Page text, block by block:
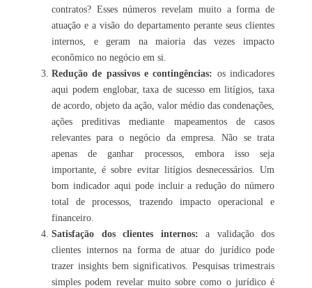
contratos? Esses números revelam muito a forma de
atuação e a visão do departamento perante seus clientes
internos, e geram na maioria das vezes impacto
econômico no negócio em si.
Redução de passivos e contingências: os indicadores
aqui podem englobar, taxa de sucesso em litígios, taxa
de acordo, objeto da ação, valor médio das condenações,
ações preditivas mediante mapeamentos de casos
relevantes para o negócio da empresa. Não se trata
apenas de ganhar processos, embora isso seja
importante, é sobre evitar litígios desnecessários. Um
bom indicador aqui pode incluir a redução do número
total de processos, trazendo impacto operacional e
financeiro.
Satisfação dos clientes internos: a validação dos
clientes internos na forma de atuar do jurídico pode
trazer insights bem significativos. Pesquisas trimestrais
simples podem revelar muito sobre como o jurídico é